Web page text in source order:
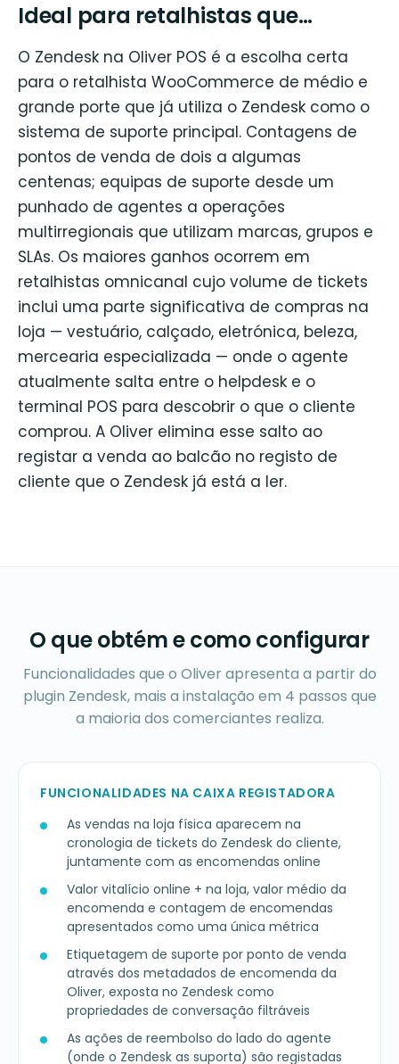
Ideal para retalhistas que…
O Zendesk na Oliver POS é a escolha certa
para o retalhista WooCommerce de médio e
grande porte que já utiliza o Zendesk como o
sistema de suporte principal. Contagens de
pontos de venda de dois a algumas
centenas; equipas de suporte desde um
punhado de agentes a operações
multirregionais que utilizam marcas, grupos e
SLAs. Os maiores ganhos ocorrem em
retalhistas omnicanal cujo volume de tickets
inclui uma parte significativa de compras na
loja — vestuário, calçado, eletrónica, beleza,
mercearia especializada — onde o agente
atualmente salta entre o helpdesk e o
terminal POS para descobrir o que o cliente
comprou. A Oliver elimina esse salto ao
registar a venda ao balcão no registo de
cliente que o Zendesk já está a ler.
O que obtém e como configurar
Funcionalidades que o Oliver apresenta a partir do
plugin Zendesk, mais a instalação em 4 passos que
a maioria dos comerciantes realiza.
FUNCIONALIDADES NA CAIXA REGISTADORA
As vendas na loja física aparecem na
cronologia de tickets do Zendesk do cliente,
juntamente com as encomendas online
Valor vitalício online + na loja, valor médio da
encomenda e contagem de encomendas
apresentados como uma única métrica
Etiquetagem de suporte por ponto de venda
através dos metadados de encomenda da
Oliver, exposta no Zendesk como
propriedades de conversação filtráveis
As ações de reembolso do lado do agente
(onde o Zendesk as suporta) são registadas